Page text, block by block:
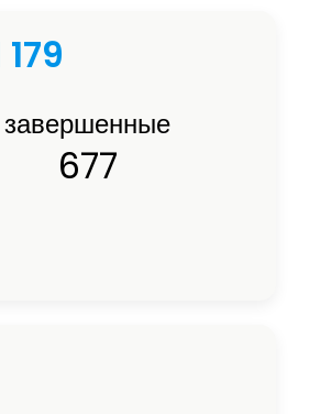
179
завершенные
677